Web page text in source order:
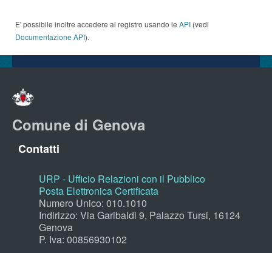
E' possibile inoltre accedere al registro usando le API (vedi
Documentazione API).
Comune di Genova
Contatti
URP - Ufficio Relazioni con il Pubblico
Posta Elettronica Certificata
Numero Unico: 010.1010
Indirizzo: Via Garibaldi 9, Palazzo Tursi, 16124
Genova
P. Iva: 00856930102